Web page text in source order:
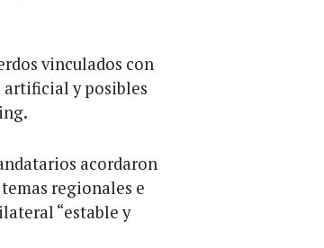
vinculados con
y posibles
acordaron
regionales e
“estable y